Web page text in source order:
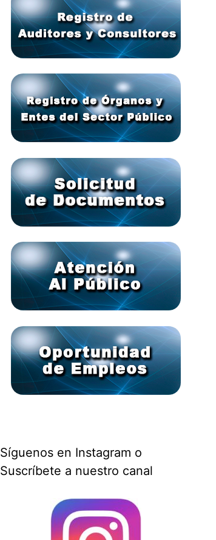
Síguenos en Instagram o
Suscríbete a nuestro canal